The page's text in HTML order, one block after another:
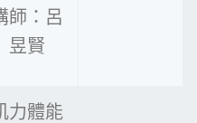
師：呂
昱賢
力體能